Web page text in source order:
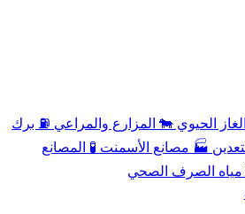
الحيوي 🐄 المزارع والمراعي ⛽ برك
🏭 مصانع الأسمنت 🧪 المصانع
مياه الصرف الصحي